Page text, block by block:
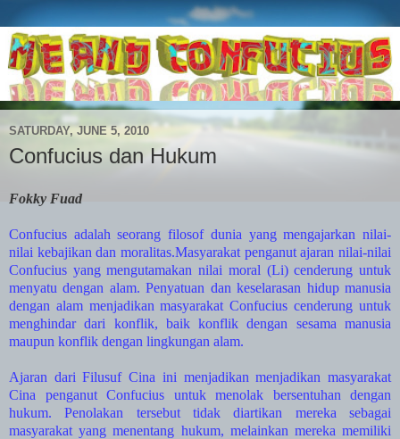
SATURDAY, JUNE 5, 2010
Confucius dan Hukum
Fokky Fuad
Confucius adalah seorang filosof dunia yang mengajarkan nilai-
nilai kebajikan dan moralitas.Masyarakat penganut ajaran nilai-nilai
Confucius yang mengutamakan nilai moral (Li) cenderung untuk
menyatu dengan alam. Penyatuan dan keselarasan hidup manusia
dengan alam menjadikan masyarakat Confucius cenderung untuk
menghindar dari konflik, baik konflik dengan sesama manusia
maupun konflik dengan lingkungan alam.
Ajaran dari Filusuf Cina ini menjadikan menjadikan masyarakat
Cina penganut Confucius untuk menolak bersentuhan dengan
hukum. Penolakan tersebut tidak diartikan mereka sebagai
masyarakat yang menentang hukum, melainkan mereka memiliki